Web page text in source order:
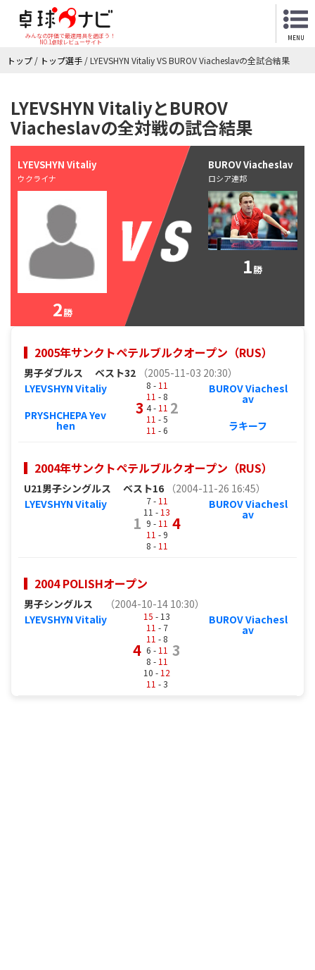
みんなの評価で最適用具を選ぼう！
NO.1卓球レビューサイト
MENU
トップ / トップ選手 /LYEVSHYN Vitaliy VS BUROV Viacheslavの全試合結果
LYEVSHYN VitaliyとBUROV
Viacheslavの全対戦の試合結果
LYEVSHYN Vitaliy
ウクライナ
2勝
BUROV Viacheslav
ロシア連邦
1勝
2005年サンクトペテルブルクオープン（RUS）
男子ダブルス ベスト32
（2005-11-03 20:30）
LYEVSHYN Vitaliy
PRYSHCHEPA Yev
hen
3
8 - 11
11 - 8
4 - 11
11 - 5
11 - 6
2
BUROV Viachesl
av
ラキーフ
2004年サンクトペテルブルクオープン（RUS）
U21男子シングルス ベスト16
（2004-11-26 16:45）
LYEVSHYN Vitaliy
1
7 - 11
11 - 13
9 - 11
11 - 9
8 - 11
4
BUROV Viachesl
av
2004 POLISHオープン
男子シングルス
（2004-10-14 10:30）
LYEVSHYN Vitaliy
4
15 - 13
11 - 7
11 - 8
6 - 11
8 - 11
10 - 12
11 - 3
3
BUROV Viachesl
av